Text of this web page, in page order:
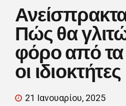
Πώς θα
φόρο από
οι ιδιοκτήτες
21 Ιανουαρίου, 2025